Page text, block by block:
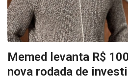
Memed levanta R$
nova rodada de